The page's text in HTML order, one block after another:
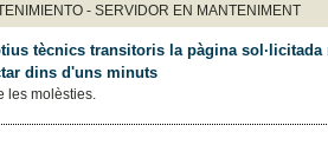
- SERVIDOR EN MANTENIMENT
tècnics transitoris la pàgina
dins d'uns minuts
les molèsties.